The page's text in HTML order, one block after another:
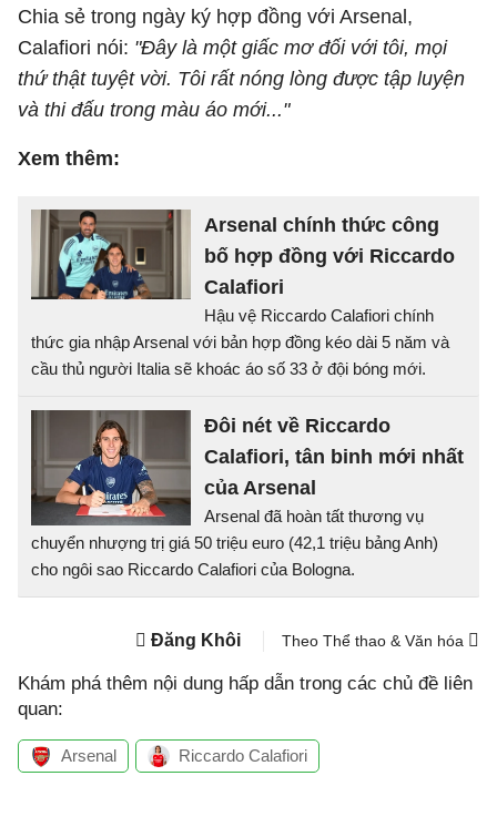
Chia sẻ trong ngày ký hợp đồng với Arsenal,
Calafiori nói: "Đây là một giấc mơ đối với tôi, mọi
thứ thật tuyệt vời. Tôi rất nóng lòng được tập luyện
và thi đấu trong màu áo mới..."
Xem thêm:
Arsenal chính thức công
bố hợp đồng với Riccardo
Calafiori
Hậu vệ Riccardo Calafiori chính
thức gia nhập Arsenal với bản hợp đồng kéo dài 5 năm và
cầu thủ người Italia sẽ khoác áo số 33 ở đội bóng mới.
Đôi nét về Riccardo
Calafiori, tân binh mới nhất
của Arsenal
Arsenal đã hoàn tất thương vụ
chuyển nhượng trị giá 50 triệu euro (42,1 triệu bảng Anh)
cho ngôi sao Riccardo Calafiori của Bologna.
Đăng Khôi Theo Thể thao & Văn hóa
Khám phá thêm nội dung hấp dẫn trong các chủ đề liên
quan:
Arsenal Riccardo Calafiori